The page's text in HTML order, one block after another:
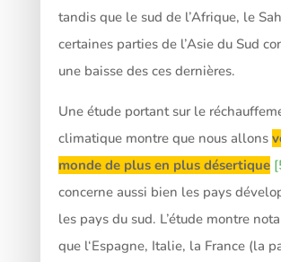
tandis que le sud de l’Afrique, le
certaines parties de l’Asie du Sud
une baisse des ces dernières.
Une étude portant sur le
climatique montre que nous allons
monde de plus en plus désertique
concerne aussi bien les pays
les pays du sud. L’étude montre
que l‘Espagne, Italie, la France (la